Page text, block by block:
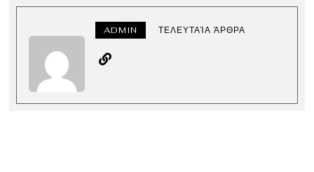
ADMIN ΤΕΛΕΥΤΑΊΑ ΆΡΘΡΑ